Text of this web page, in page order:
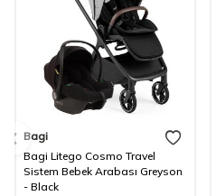
Bagi
Bagi Litego Cosmo Travel
Sistem Bebek Arabası Greyson
- Black